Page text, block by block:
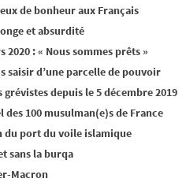
de bonheur aux Français
et absurdité
: « Nous sommes prêts »
saisir d’une parcelle de pouvoir
depuis le 5 décembre 2019
des 100 musulman(e)s de France
du port du voile islamique
sans la burqa
Macron